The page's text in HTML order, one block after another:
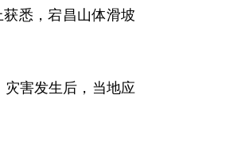
悉，宕昌山体滑坡
害发生后，当地应